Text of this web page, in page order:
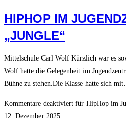
HIPHOP IM
„JUNGLE“
Mittelschule Carl Wolf Kürzlich war es
Wolf hatte die Gelegenheit im
Bühne zu stehen.Die Klasse hatte sich
Kommentare deaktiviert für HipHop im
12. Dezember 2025